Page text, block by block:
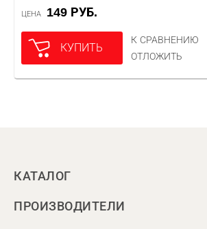
ЦЕНА 149 РУБ.
КУПИТЬ
К СРАВНЕНИЮ
ОТЛОЖИТЬ
КАТАЛОГ
ПРОИЗВОДИТЕЛИ